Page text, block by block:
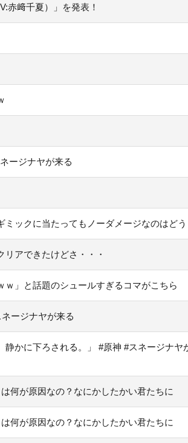
赤﨑千夏）」を発表！
ージナヤが来る
ミックに当たってもノーダメージなのはど
リアできたけどさ・・・
ｗ」と話題のシュールすぎるコマがこちら
ージナヤが来る
静かに下ろされる。」 #原神 #スネージナヤ
何が原因なの？なにかしたかい君たちに
何が原因なの？なにかしたかい君たちに